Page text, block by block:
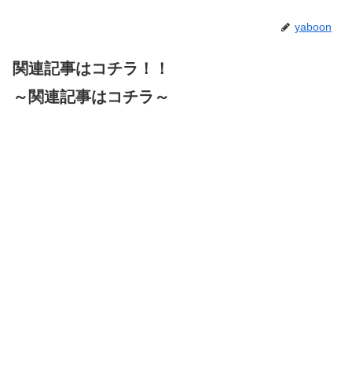
yaboon
関連記事はコチラ！！
～関連記事はコチラ～